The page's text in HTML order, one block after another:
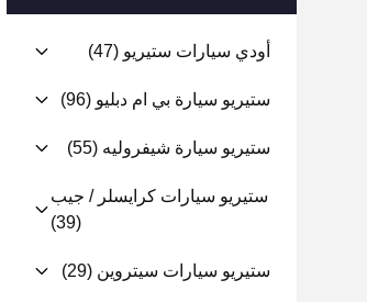
أودي سيارات ستيريو (47)
ستيريو سيارة بي ام دبليو (96)
ستيريو سيارة شيفروليه (55)
ستيريو سيارات كرايسلر / جيب
(39)
ستيريو سيارات سيتروين (29)